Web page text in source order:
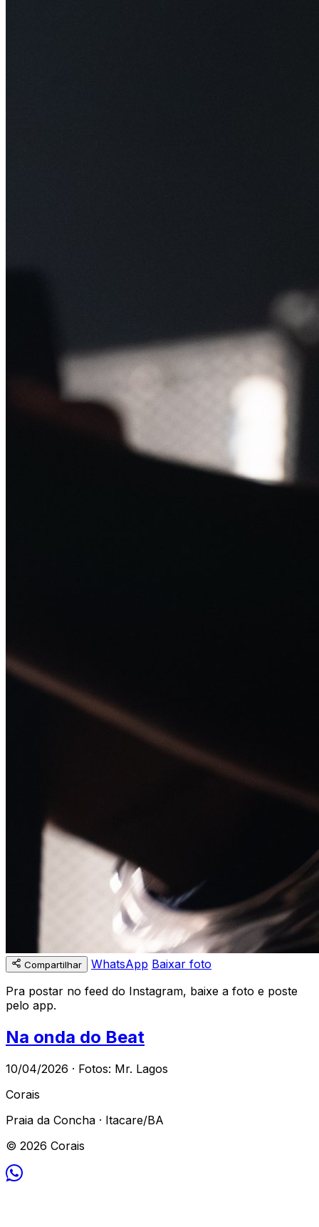
Compartilhar WhatsApp Baixar foto
Pra postar no feed do Instagram, baixe a foto e poste
pelo app.
Na onda do Beat
10/04/2026 · Fotos: Mr. Lagos
Corais
Praia da Concha · Itacare/BA
© 2026 Corais